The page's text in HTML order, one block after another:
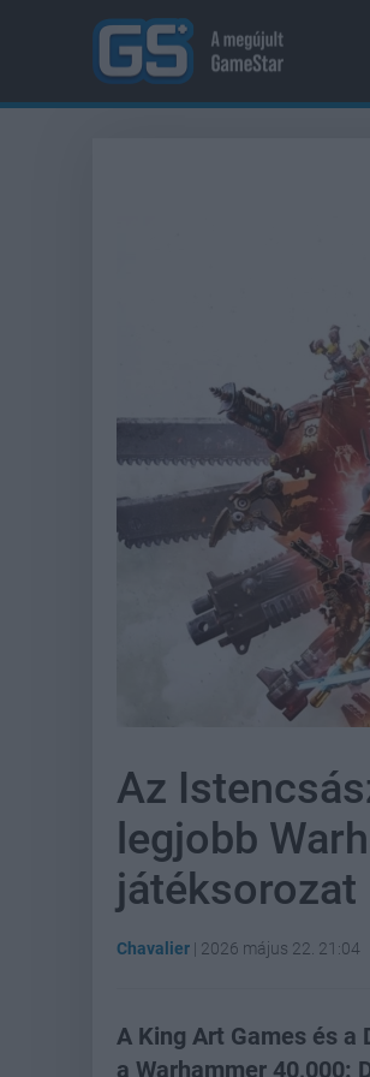
Az
legjobb
játéksorozat
Chavalier | 2026 május 22. 21:04
A King Art Games és a
a Warhammer 40,000: